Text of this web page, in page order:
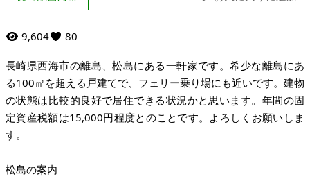
9,604 80
長崎県西海市の離島、松島にある一軒家です。希少な離島にあ
る100㎡を超える戸建てで、フェリー乗り場にも近いです。建物
の状態は比較的良好で居住できる状況かと思います。年間の固
定資産税額は15,000円程度とのことです。よろしくお願いしま
す。
松島の案内